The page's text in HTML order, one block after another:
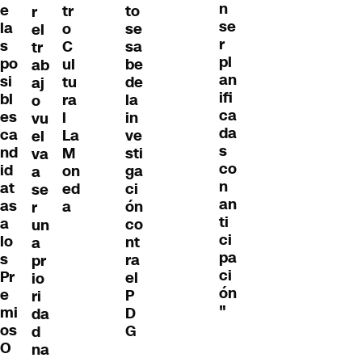
e
la
s
po
si
bl
es
ca
nd
id
at
as
a
lo
s
Pr
e
mi
os
O
r
el
tr
ab
aj
o
vu
el
va
a
se
r
un
a
pr
io
ri
da
d
na
tr
o
C
ul
tu
ra
l
La
M
on
ed
a
to
se
sa
be
de
la
in
ve
sti
ga
ci
ón
co
nt
ra
el
P
D
G
n
se
r
pl
an
ifi
ca
da
s
co
n
an
ti
ci
pa
ci
ón
"